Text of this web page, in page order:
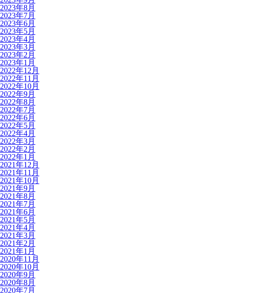
2023年8月
2023年7月
2023年6月
2023年5月
2023年4月
2023年3月
2023年2月
2023年1月
2022年12月
2022年11月
2022年10月
2022年9月
2022年8月
2022年7月
2022年6月
2022年5月
2022年4月
2022年3月
2022年2月
2022年1月
2021年12月
2021年11月
2021年10月
2021年9月
2021年8月
2021年7月
2021年6月
2021年5月
2021年4月
2021年3月
2021年2月
2021年1月
2020年11月
2020年10月
2020年9月
2020年8月
2020年7月